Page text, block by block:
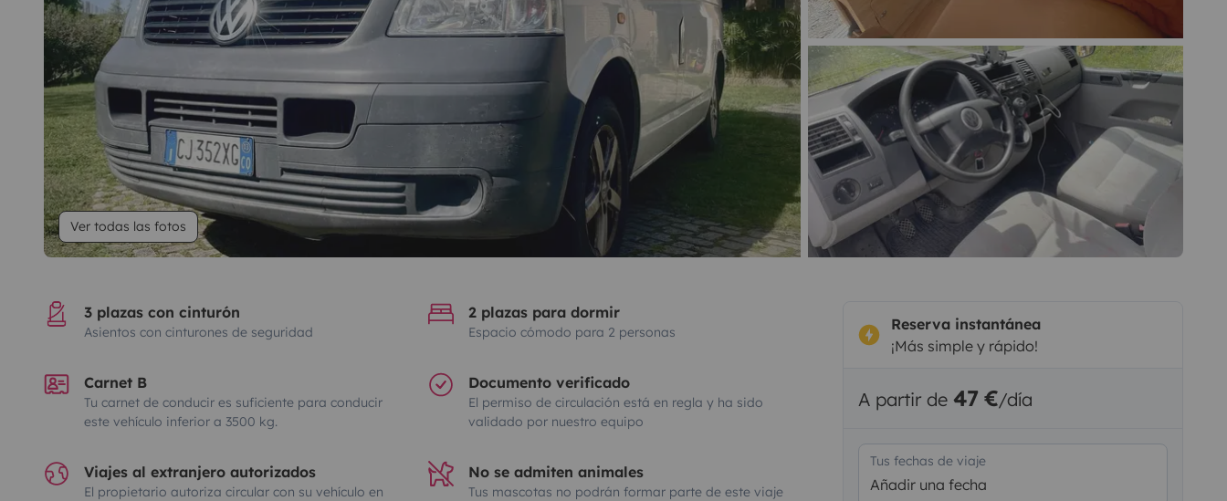
Ver todas las fotos
3 plazas con cinturón
Asientos con cinturones de seguridad
2 plazas para dormir
Espacio cómodo para 2 personas
Carnet B
Tu carnet de conducir es suficiente para conducir
este vehículo inferior a 3500 kg.
Documento verificado
El permiso de circulación está en regla y ha sido
validado por nuestro equipo
Viajes al extranjero autorizados
El propietario autoriza circular con su vehículo en
No se admiten animales
Tus mascotas no podrán formar parte de este viaje
Reserva instantánea
¡Más simple y rápido!
A partir de 47 €/día
Tus fechas de viaje
Añadir una fecha